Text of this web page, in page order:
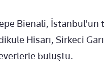
Bienali, İstanbul'un
Hisarı, Sirkeci
buluştu.